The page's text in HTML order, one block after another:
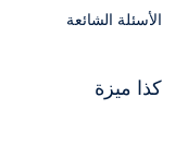
الأسئلة الشائعة
كذا ميزة